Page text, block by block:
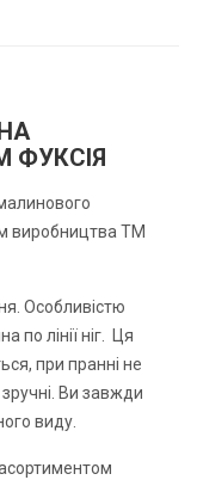
ФУКСІЯ
виробництва ТМ
Особливістю
по лінії ніг. Ця
при пранні не
зручні. Ви завжди
виду.